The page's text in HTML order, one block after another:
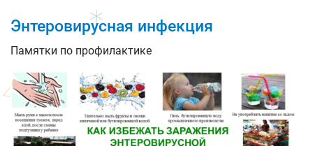
Энтеровирусная инфекция
Памятки по профилактике